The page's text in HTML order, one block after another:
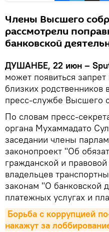
Члены Высшего
рассмотрели
банковской
ДУШАНБЕ, 22 июн –
может появиться
близких родственников
пресс-службе Высшего
По словам пресс-
органа Мухаммадато
заседании члены
законопроект "Об
гражданской и правовой
владельцев
законам "О банковской
платежных услугах и
Борьба с коррупцией
накажут за